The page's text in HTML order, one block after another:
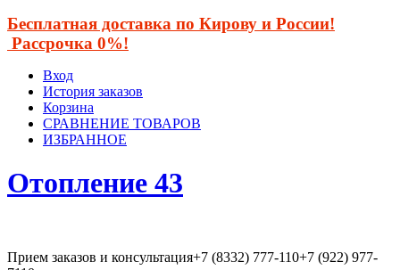
Бесплатная доставка по Кирову и России!
Рассрочка 0%!
Вход
История заказов
Корзина
СРАВНЕНИЕ ТОВАРОВ
ИЗБРАННОЕ
Отопление 43
Прием заказов и консультация+7 (8332) 777-110+7 (922) 977-